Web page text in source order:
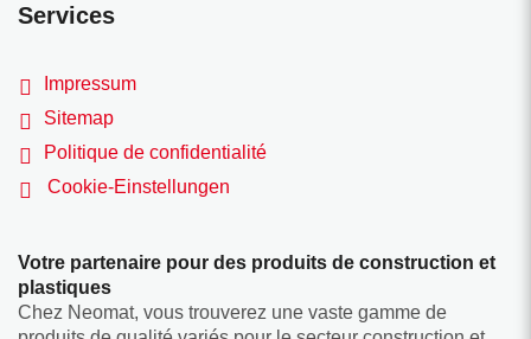
Services
Impressum
Sitemap
Politique de confidentialité
Cookie-Einstellungen
Votre partenaire pour des produits de construction et
plastiques
Chez Neomat, vous trouverez une vaste gamme de